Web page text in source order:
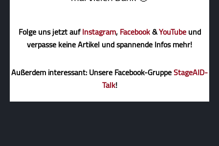
Folge uns jetzt aufInstagram,Facebook&YouTubeund
verpasse keine Artikel und spannende Infos mehr!
Außerdem interessant: Unsere Facebook-GruppeStageAID-
Talk!